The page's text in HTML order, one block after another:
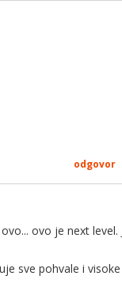
odgovor
ovo je next level.
sve pohvale i